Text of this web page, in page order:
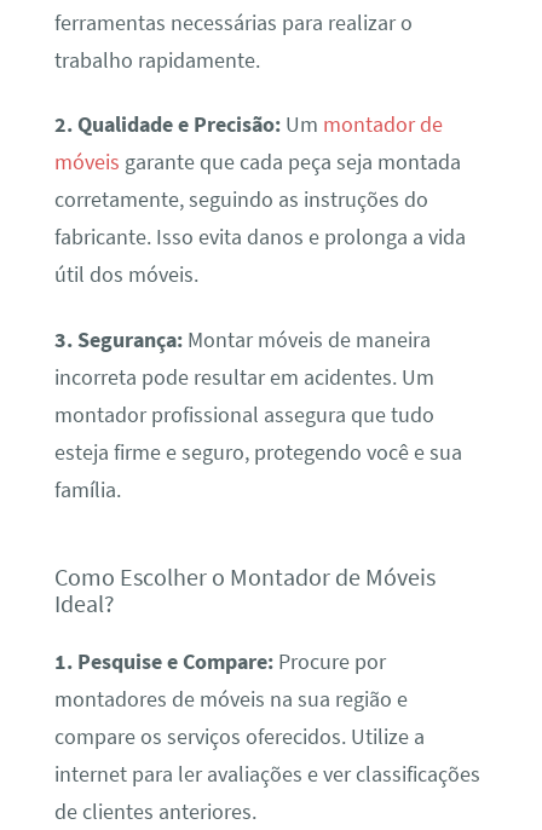
ferramentas necessárias para realizar o
trabalho rapidamente.
2. Qualidade e Precisão:Um montador de
móveis garante que cada peça seja montada
corretamente, seguindo as instruções do
fabricante. Isso evita danos e prolonga a vida
útil dos móveis.
3. Segurança:Montar móveis de maneira
incorreta pode resultar em acidentes. Um
montador profissional assegura que tudo
esteja firme e seguro, protegendo você e sua
família.
Como Escolher o Montador de Móveis
Ideal?
1. Pesquise e Compare:Procure por
montadores de móveis na sua região e
compare os serviços oferecidos. Utilize a
internet para ler avaliações e ver classificações
de clientes anteriores.